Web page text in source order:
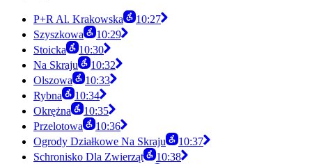
P+R Al. Krakowska
10:27
Szyszkowa
10:29
Stoicka
10:30
Na Skraju
10:32
Olszowa
10:33
Rybna
10:34
Okrężna
10:35
Przelotowa
10:36
Ogrody Działkowe Na Skraju
10:37
Schronisko Dla Zwierząt
10:38